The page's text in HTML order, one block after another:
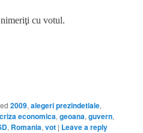
nimeriţi cu votul.
2009,alegeri prezindetiale,
criza economica,geoana,guvern,
, Romania,vot | Leave a reply